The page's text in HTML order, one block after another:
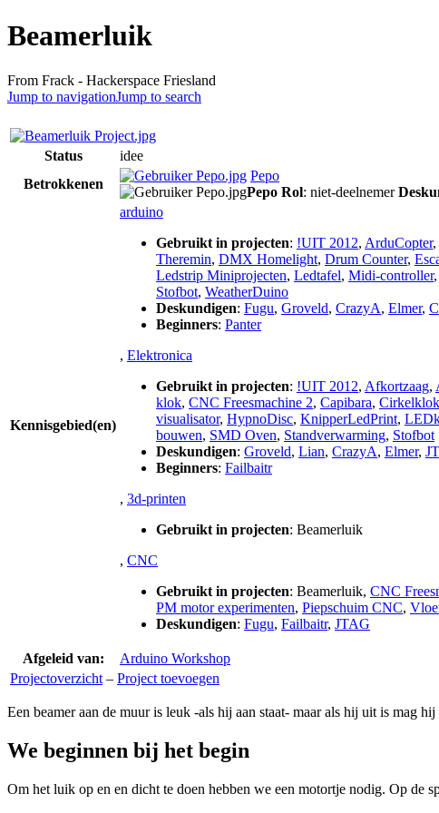
Beamerluik
From Frack - Hackerspace Friesland
Jump to navigationJump to search
Status
idee
Betrokkenen
Pepo
Pepo Rol: niet-deelnemer
Kennisgebied(en)
arduino
Gebruikt in projecten: !UIT 2012, ArduCopter,
Theremin, DMX Homelight, Drum Counter,
Ledstrip Miniprojecten, Ledtafel, Midi-controller,
Stofbot, WeatherDuino
Deskundigen: Fugu, Groveld, CrazyA, Elmer,
Beginners: Panter
, Elektronica
Gebruikt in projecten: !UIT 2012, Afkortzaag,
klok, CNC Freesmachine 2, Capibara, Cirkelklok
visualisator, HypnoDisc, KnipperLedPrint,
bouwen, SMD Oven, Standverwarming, Stofbot
Deskundigen: Groveld, Lian, CrazyA, Elmer,
Beginners: Failbaitr
, 3d-printen
Gebruikt in projecten: Beamerluik
, CNC
Gebruikt in projecten: Beamerluik, CNC
PM motor experimenten, Piepschuim CNC,
Deskundigen: Fugu, Failbaitr, JTAG
Afgeleid van:
Arduino Workshop
Projectoverzicht – Project toevoegen
Een beamer aan de muur is leuk -als hij aan staat- maar als hij uit is mag
We beginnen bij het begin
Om het luik op en en dicht te doen hebben we een motortje nodig. Op de